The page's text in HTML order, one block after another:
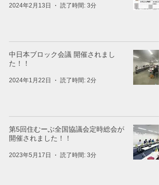
2024年2月13日 読了時間: 3分
中日本ブロック会議 開催されまし
た！！
2024年1月22日 読了時間: 2分
第5回住むーぶ全国協議会定時総会が
開催されました！！
2023年5月17日 読了時間: 3分